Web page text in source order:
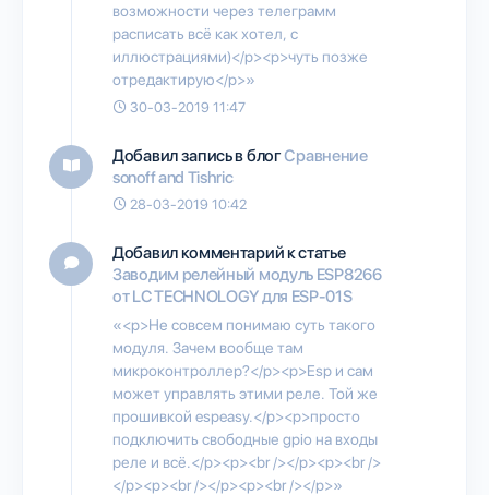
возможности через телеграмм
расписать всё как хотел, с
иллюстрациями)</p><p>чуть позже
отредактирую</p>»
30-03-2019 11:47
Добавил запись в блогСравнение
sonoff and Tishric
28-03-2019 10:42
Добавил комментарий к статье
Заводим релейный модуль ESP8266
от LC TECHNOLOGY для ESP-01S
«<p>Не совсем понимаю суть такого
модуля. Зачем вообще там
микроконтроллер?</p><p>Esp и сам
может управлять этими реле. Той же
прошивкой espeasy.</p><p>просто
подключить свободные gpio на входы
реле и всё.</p><p><br /></p><p><br />
</p><p><br /></p><p><br /></p>»